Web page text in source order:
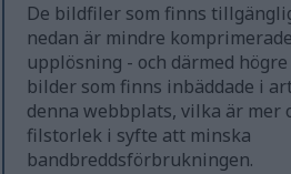
De bildfiler som finns
nedan är mindre
upplösning - och därmed
bilder som finns inbäddade i
denna webbplats, vilka är mer
filstorlek i syfte att minska
bandbreddsförbrukningen.